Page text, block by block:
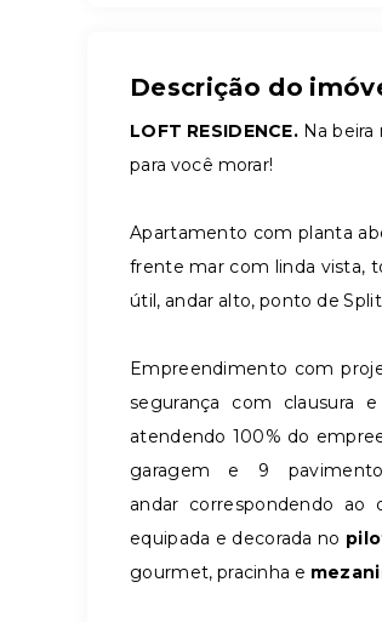
Descrição do
LOFT RESIDENCE. Na
para você morar!
Apartamento com planta
frente mar com linda vista,
útil, andar alto, ponto de
Empreendimento com
segurança com clausura
atendendo 100% do
garagem e 9
andar correspondendo
equipada e decorada no
gourmet, pracinha e